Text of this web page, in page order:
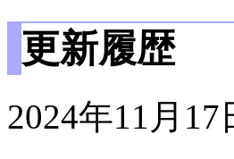
更新履歴
2024年11月17